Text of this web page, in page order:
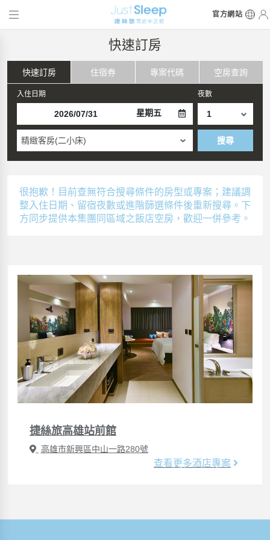
官方網站
快速訂房
快速訂房 住宿券 專案代碼 空房查詢
入住日期
星期五
夜數
精緻客房(二小床) 搜尋
很抱歉！目前查無符合搜尋條件的房型或專案；建議調
整入住日期、留宿夜數或進階篩選條件後重新搜尋。下
方同步提供本集團同區域之飯店空房，歡迎一併參考。
捷絲旅高雄站前館
高雄市新興區中山一路280號
查看更多酒店專案